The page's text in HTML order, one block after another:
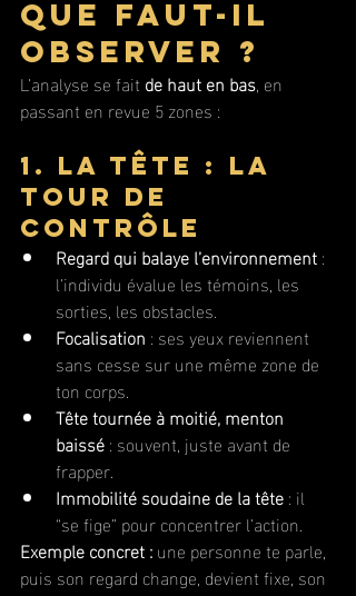
que faut-il
observer ?
L’analyse se fait de haut en bas, en
passant en revue 5 zones :
1. La tête : la
tour de
contrôle
Regard qui balaye l’environnement :
l’individu évalue les témoins, les
sorties, les obstacles.
Focalisation : ses yeux reviennent
sans cesse sur une même zone de
ton corps.
Tête tournée à moitié, menton
baissé : souvent, juste avant de
frapper.
Immobilité soudaine de la tête : il
“se fige” pour concentrer l’action.
Exemple concret : une personne te parle,
puis son regard change, devient fixe, son